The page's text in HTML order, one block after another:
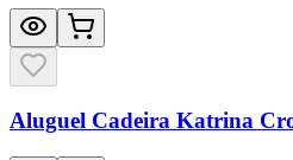
Aluguel Cadeira Katrina